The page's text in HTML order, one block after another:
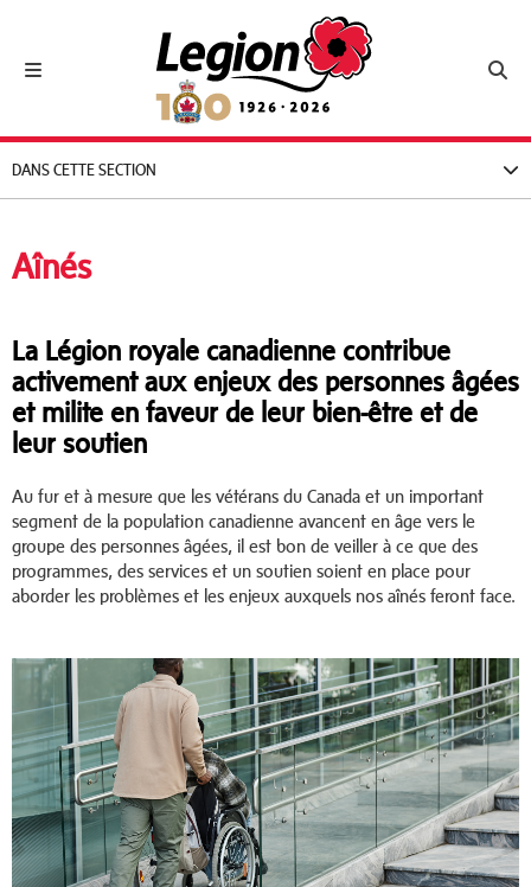
Toggle navigation
Royal Canadian Legion
DANS CETTE SECTION
Aînés
La Légion royale canadienne contribue
activement aux enjeux des personnes âgées
et milite en faveur de leur bien-être et de
leur soutien
Au fur et à mesure que les vétérans du Canada et un important
segment de la population canadienne avancent en âge vers le
groupe des personnes âgées, il est bon de veiller à ce que des
programmes, des services et un soutien soient en place pour
aborder les problèmes et les enjeux auxquels nos aînés feront face.